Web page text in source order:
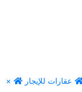
×
عقارات للإيجار